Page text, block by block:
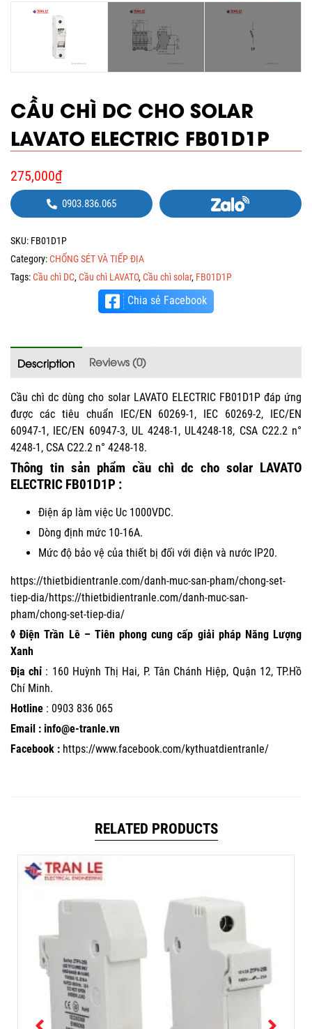
CẦU CHÌ DC CHO SOLAR
LAVATO ELECTRIC FB01D1P
275,000₫
0903.836.065
SKU: FB01D1P
Category:CHỐNG SÉT VÀ TIẾP ĐỊA
Tags:Cầu chì DC, Cầu chì LAVATO, Cầu chì solar, FB01D1P
Chia sẻ Facebook
Description Reviews (0)
Cầu chì dc dùng cho solar LAVATO ELECTRIC FB01D1P đáp ứng
được các tiêu chuẩn IEC/EN 60269-1, IEC 60269-2, IEC/EN
60947-1, IEC/EN 60947-3, UL 4248-1, UL4248-18, CSA C22.2 n°
4248-1, CSA C22.2 n° 4248-18.
Thông tin sản phẩm cầu chì dc cho solar LAVATO
ELECTRIC FB01D1P :
Điện áp làm việc Uc 1000VDC.
Dòng định mức 10-16A.
Mức độ bảo vệ của thiết bị đối với điện và nước IP20.
https://thietbidientranle.com/danh-muc-san-pham/chong-set-
tiep-dia/https://thietbidientranle.com/danh-muc-san-
pham/chong-set-tiep-dia/
◊ Điện Trần Lê – Tiên phong cung cấp giải pháp Năng Lượng
Xanh
Địa chỉ : 160 Huỳnh Thị Hai, P. Tân Chánh Hiệp, Quận 12, TP.Hồ
Chí Minh.
Hotline : 0903 836 065
Email : info@e-tranle.vn
Facebook : https://www.facebook.com/kythuatdientranle/
RELATED PRODUCTS